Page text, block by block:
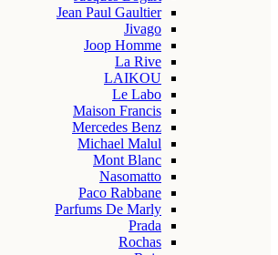
Jean Paul Gaultier
Jivago
Joop Homme
La Rive
LAIKOU
Le Labo
Maison Francis
Mercedes Benz
Michael Malul
Mont Blanc
Nasomatto
Paco Rabbane
Parfums De Marly
Prada
Rochas